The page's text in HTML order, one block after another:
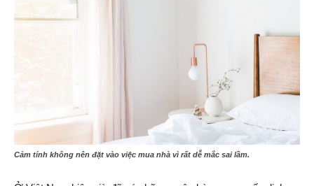
Cảm tính không nên đặt vào việc mua nhà vì rất dễ mắc sai lầm.